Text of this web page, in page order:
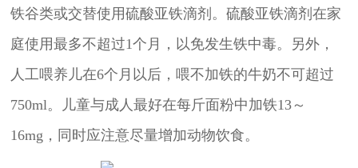
铁谷类或交替使用硫酸亚铁滴剂。硫酸亚铁滴剂在家
庭使用最多不超过1个月，以免发生铁中毒。另外，
人工喂养儿在6个月以后，喂不加铁的牛奶不可超过
750ml。儿童与成人最好在每斤面粉中加铁13～
16mg，同时应注意尽量增加动物饮食。